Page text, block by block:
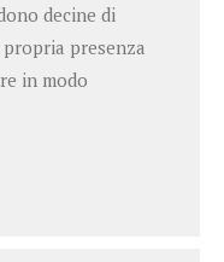
decine di
presenza
in modo